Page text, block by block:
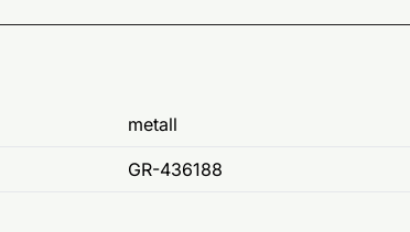
metall
GR-436188